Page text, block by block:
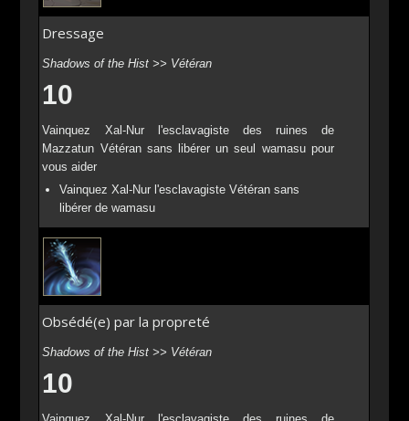
Dressage
Shadows of the Hist >> Vétéran
10
Vainquez Xal-Nur l'esclavagiste des ruines de
Mazzatun Vétéran sans libérer un seul wamasu pour
vous aider
Vainquez Xal-Nur l'esclavagiste Vétéran sans
libérer de wamasu
Obsédé(e) par la propreté
Shadows of the Hist >> Vétéran
10